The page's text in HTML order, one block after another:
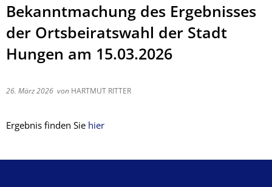
Bekanntmachung des Ergebnisses
der Ortsbeiratswahl der Stadt
Hungen am 15.03.2026
26. März 2026 von HARTMUT RITTER
Ergebnis finden Sie hier